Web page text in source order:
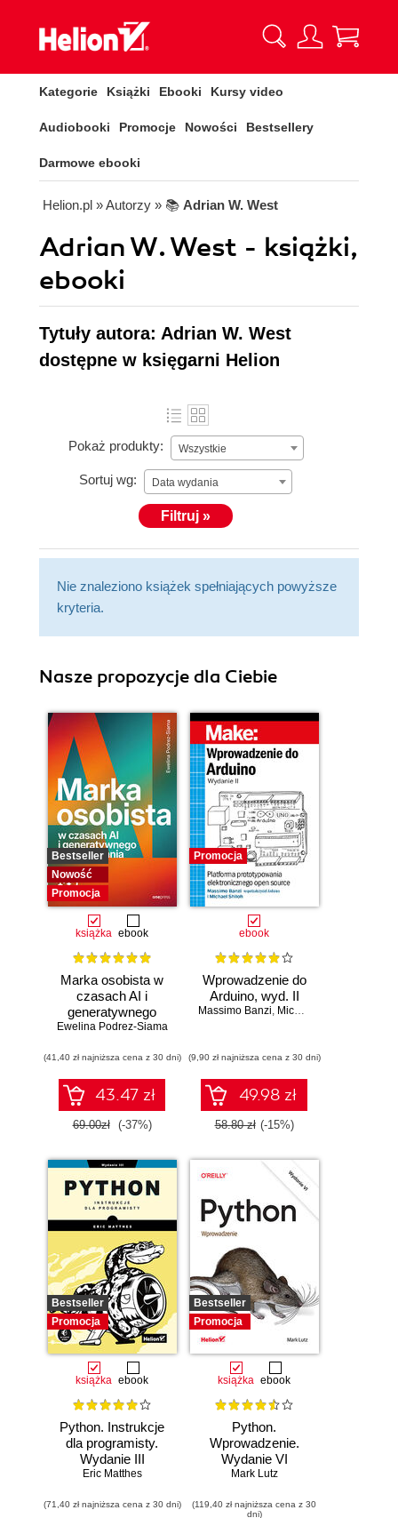
Kategorie Książki Ebooki Kursy video
Audiobooki Promocje Nowości Bestsellery
Darmowe ebooki
Helion.pl » Autorzy » 📚 Adrian W. West
Adrian W. West - książki,
ebooki
Tytuły autora: Adrian W. West
dostępne w księgarni Helion
Pokaż produkty: Wszystkie
Sortuj wg: Data wydania
Filtruj »
Nie znaleziono książek spełniających powyższe
kryteria.
Nasze propozycje dla Ciebie
Bestseller
Nowość
Promocja
książka ebook
Marka osobista w
czasach AI i
generatywnego
wyszukiwania
Ewelina Podrez-Siama
(41,40 zł najniższa cena z 30 dni)
43.47 zł
69.00zł (-37%)
Promocja
ebook
Wprowadzenie do
Arduino, wyd. II
Massimo Banzi, Michael Shiloh
(9,90 zł najniższa cena z 30 dni)
49.98 zł
58.80 zł (-15%)
Bestseller
Promocja
książka ebook
Python. Instrukcje
dla programisty.
Wydanie III
Eric Matthes
(71,40 zł najniższa cena z 30 dni)
Bestseller
Promocja
książka ebook
Python.
Wprowadzenie.
Wydanie VI
Mark Lutz
(119,40 zł najniższa cena z 30
dni)